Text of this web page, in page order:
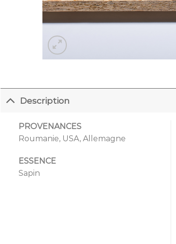
Description
PROVENANCES
Roumanie, USA, Allemagne
ESSENCE
Sapin